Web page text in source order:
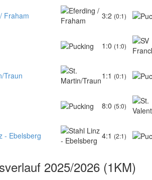
Fraham 3:2 (0:1)
1:0 (1:0)
Traun 1:1 (0:1)
8:0 (5:0)
- Ebelsberg 4:1 (2:1)
2025/2026 (1KM)